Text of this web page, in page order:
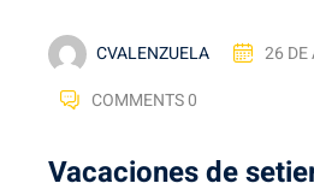
CVALENZUELA
26 DE
COMMENTS 0
Vacaciones de